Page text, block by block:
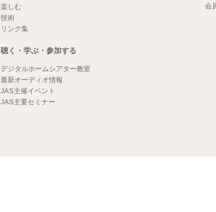
楽しむ
技術
リンク集
聴く・学ぶ・参加する
デジタルホームシアター教室
最新オーディオ情報
JAS主催イベント
JAS主要セミナー
会